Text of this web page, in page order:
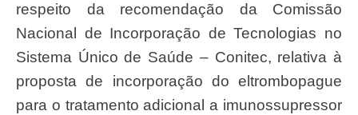
respeito da recomendação da Comissão
Nacional de Incorporação de Tecnologias no
Sistema Único de Saúde – Conitec, relativa à
proposta de incorporação do eltrombopague
para o tratamento adicional a imunossupressor